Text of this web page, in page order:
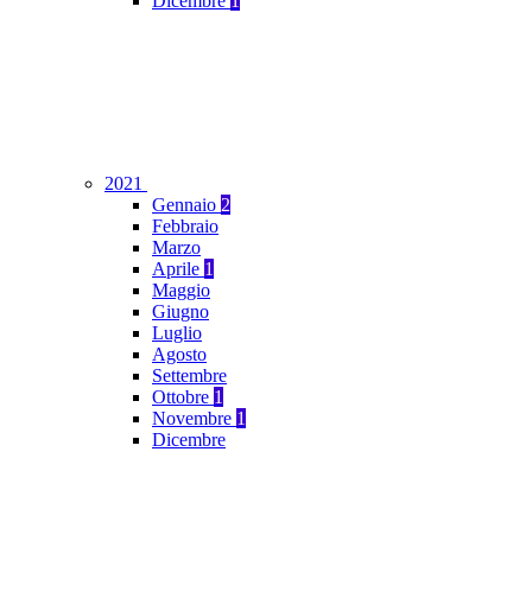
2021
Gennaio 2
Febbraio
Marzo
Aprile 1
Maggio
Giugno
Luglio
Agosto
Settembre
Ottobre 1
Novembre 1
Dicembre